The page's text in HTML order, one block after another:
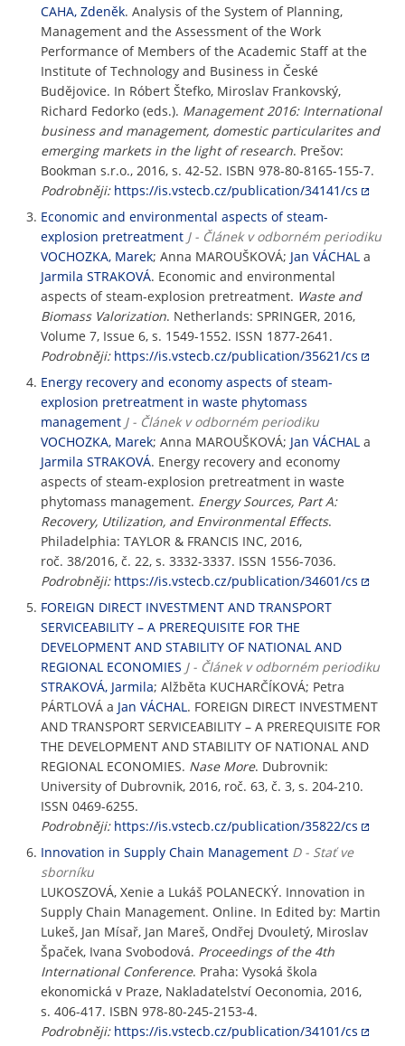
CAHA, Zdeněk. Analysis of the System of Planning,
Management and the Assessment of the Work
Performance of Members of the Academic Staff at the
Institute of Technology and Business in České
Budějovice. In Róbert Štefko, Miroslav Frankovský,
Richard Fedorko (eds.). Management 2016: International
business and management, domestic particularites and
emerging markets in the light of research. Prešov:
Bookman s.r.o., 2016, s. 42-52. ISBN 978-80-8165-155-7.
Podrobněji: https://is.vstecb.cz/publication/34141/cs
Economic and environmental aspects of steam-
explosion pretreatment J - Článek v odborném periodiku
VOCHOZKA, Marek; Anna MAROUŠKOVÁ; Jan VÁCHAL a
Jarmila STRAKOVÁ. Economic and environmental
aspects of steam-explosion pretreatment. Waste and
Biomass Valorization. Netherlands: SPRINGER, 2016,
Volume 7, Issue 6, s. 1549-1552. ISSN 1877-2641.
Podrobněji: https://is.vstecb.cz/publication/35621/cs
Energy recovery and economy aspects of steam-
explosion pretreatment in waste phytomass
management J - Článek v odborném periodiku
VOCHOZKA, Marek; Anna MAROUŠKOVÁ; Jan VÁCHAL a
Jarmila STRAKOVÁ. Energy recovery and economy
aspects of steam-explosion pretreatment in waste
phytomass management. Energy Sources, Part A:
Recovery, Utilization, and Environmental Effects.
Philadelphia: TAYLOR & FRANCIS INC, 2016,
roč. 38/2016, č. 22, s. 3332-3337. ISSN 1556-7036.
Podrobněji: https://is.vstecb.cz/publication/34601/cs
FOREIGN DIRECT INVESTMENT AND TRANSPORT
SERVICEABILITY – A PREREQUISITE FOR THE
DEVELOPMENT AND STABILITY OF NATIONAL AND
REGIONAL ECONOMIES J - Článek v odborném periodiku
STRAKOVÁ, Jarmila; Alžběta KUCHARČÍKOVÁ; Petra
PÁRTLOVÁ a Jan VÁCHAL . FOREIGN DIRECT INVESTMENT
AND TRANSPORT SERVICEABILITY – A PREREQUISITE FOR
THE DEVELOPMENT AND STABILITY OF NATIONAL AND
REGIONAL ECONOMIES. Nase More. Dubrovnik:
University of Dubrovnik, 2016, roč. 63, č. 3, s. 204-210.
ISSN 0469-6255.
Podrobněji: https://is.vstecb.cz/publication/35822/cs
Innovation in Supply Chain Management D - Stať ve
sborníku
LUKOSZOVÁ, Xenie a Lukáš POLANECKÝ. Innovation in
Supply Chain Management. Online. In Edited by: Martin
Lukeš, Jan Mísař, Jan Mareš, Ondřej Dvouletý, Miroslav
Špaček, Ivana Svobodová. Proceedings of the 4th
International Conference. Praha: Vysoká škola
ekonomická v Praze, Nakladatelství Oeconomia, 2016,
s. 406-417. ISBN 978-80-245-2153-4.
Podrobněji: https://is.vstecb.cz/publication/34101/cs